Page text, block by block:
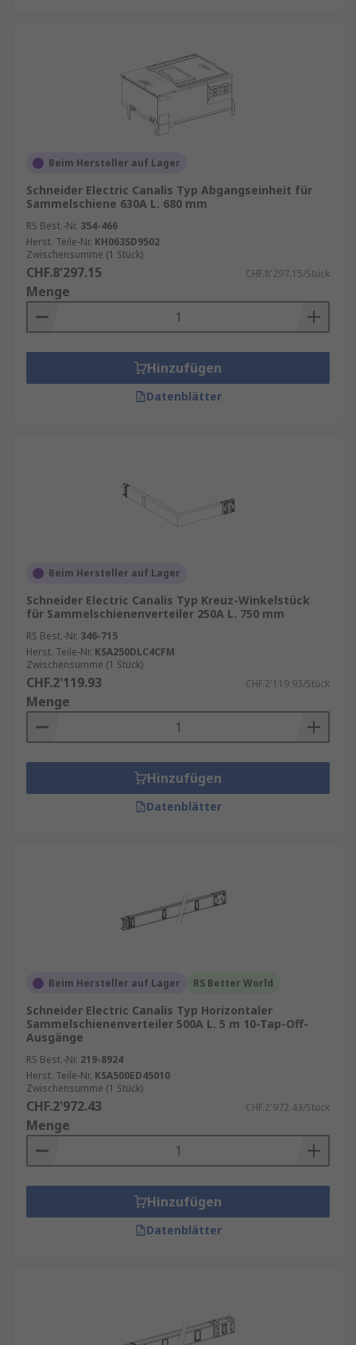
Beim Hersteller auf Lager
Schneider Electric Canalis Typ Abgangseinheit für
Sammelschiene 630A L. 680 mm
RS Best.-Nr. 354-466
Herst. Teile-Nr. KH063SD9502
Zwischensumme (1 Stück)
CHF.8'297.15 CHF.8'297.15/Stück
Menge
Hinzufügen
Datenblätter
Beim Hersteller auf Lager
Schneider Electric Canalis Typ Kreuz-Winkelstück
für Sammelschienenverteiler 250A L. 750 mm
RS Best.-Nr. 346-715
Herst. Teile-Nr. KSA250DLC4CFM
Zwischensumme (1 Stück)
CHF.2'119.93 CHF.2'119.93/Stück
Menge
Hinzufügen
Datenblätter
Beim Hersteller auf Lager RS Better World
Schneider Electric Canalis Typ Horizontaler
Sammelschienenverteiler 500A L. 5 m 10-Tap-Off-
Ausgänge
RS Best.-Nr. 219-8924
Herst. Teile-Nr. KSA500ED45010
Zwischensumme (1 Stück)
CHF.2'972.43 CHF.2'972.43/Stück
Menge
Hinzufügen
Datenblätter